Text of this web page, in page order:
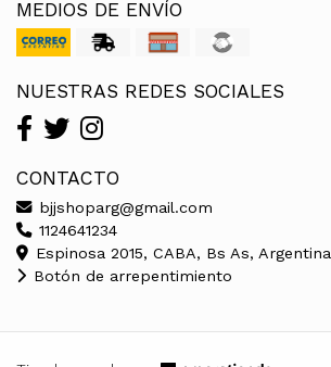
MEDIOS DE ENVÍO
NUESTRAS REDES SOCIALES
CONTACTO
bjjshoparg@gmail.com
1124641234
Espinosa 2015, CABA, Bs As, Argentina
Botón de arrepentimiento